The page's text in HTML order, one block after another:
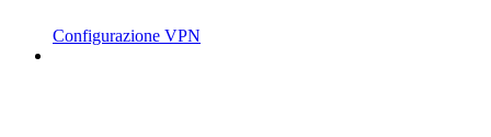
Configurazione VPN